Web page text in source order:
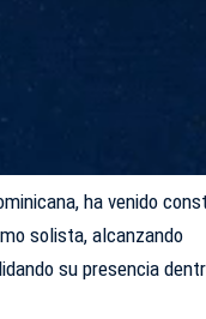
ha venido
solista, alcanzando
su presencia